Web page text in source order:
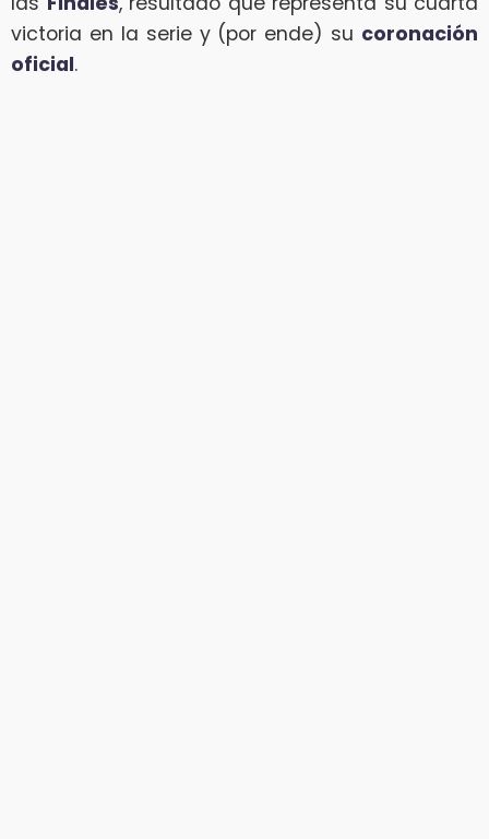
victoria en la serie y (por ende) su coronación
oficial.